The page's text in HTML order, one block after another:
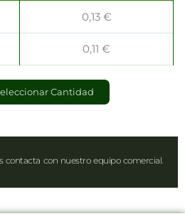
0,13 €
0,11€
Cantidad
contacta con nuestro equipo comercial.